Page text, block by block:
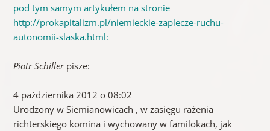
pod tym samym artykułem na stronie
http://prokapitalizm.pl/niemieckie-zaplecze-ruchu-
autonomii-slaska.html:
Piotr Schillerpisze:
4 października 2012 o 08:02
Urodzony w Siemianowicach , w zasięgu rażenia
richterskiego komina i wychowany w familokach, jak